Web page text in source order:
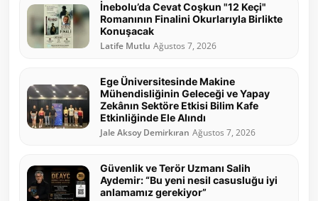
İnebolu’da Cevat Coşkun "12 Keçi"
Romanının Finalini Okurlarıyla Birlikte
Konuşacak
Latife Mutlu Ağustos 7, 2026
Ege Üniversitesinde Makine
Mühendisliğinin Geleceği ve Yapay
Zekânın Sektöre Etkisi Bilim Kafe
Etkinliğinde Ele Alındı
Jale Aksoy Demirkıran Ağustos 7, 2026
Güvenlik ve Terör Uzmanı Salih
Aydemir: “Bu yeni nesil casusluğu iyi
anlamamız gerekiyor”